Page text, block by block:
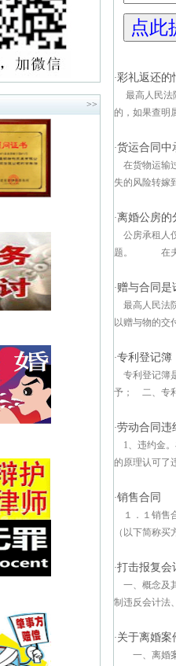
>>
·彩礼返还的
最高人民法
的，如果查明
·货运合同中
在货物运输
失的风险转嫁
·离婚公房的
公房承租人
题。 在夫妻
·赠与合同是
最高人民法
以赠与物的交
·专利登记簿
专利登记簿
予； 二、专
·劳动合同违
1、违约金
的原理认可了
·销售合同
１．１
（以下简称
·打击报复会
一、概念及
制违反会计法
·关于离婚案
一、离婚